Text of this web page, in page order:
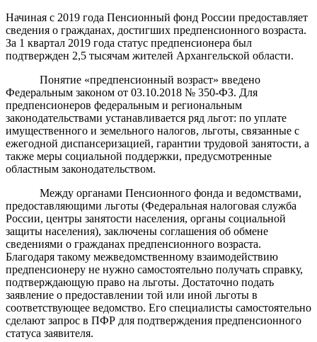
Начиная с 2019 года Пенсионный фонд России предоставляет
сведения о гражданах, достигших предпенсионного возраста.
За 1 квартал 2019 года статус предпенсионера был
подтвержден 2,5 тысячам жителей Архангельской области.
Понятие «предпенсионный возраст» введено
Федеральным законом от 03.10.2018 № 350-ФЗ. Для
предпенсионеров федеральным и региональным
законодательствами устанавливается ряд льгот: по уплате
имущественного и земельного налогов, льготы, связанные с
ежегодной диспансеризацией, гарантии трудовой занятости, а
также меры социальной поддержки, предусмотренные
областным законодательством.
Между органами Пенсионного фонда и ведомствами,
предоставляющими льготы (Федеральная налоговая служба
России, центры занятости населения, органы социальной
защиты населения), заключены соглашения об обмене
сведениями о гражданах предпенсионного возраста.
Благодаря такому межведомственному взаимодействию
предпенсионеру не нужно самостоятельно получать справку,
подтверждающую право на льготы. Достаточно подать
заявление о предоставлении той или иной льготы в
соответствующее ведомство. Его специалисты самостоятельно
сделают запрос в ПФР для подтверждения предпенсионного
статуса заявителя.